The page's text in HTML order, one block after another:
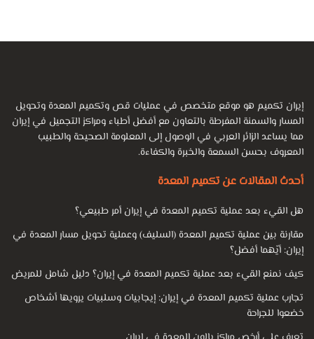
إيران تكميم هو موقع متخصص في عمليات قص وتكميم المعدة وتحويل
المسار والسمنة المفرطة بالتعاون مع أفضل أطباء ومراكز التجميل في إيران
مما يساعد الزائر العربي في الوصول إلى المعلومة الصحيحة والطبيب
المعروف بحسن السمعة والخبرة والكفاءة.
أحدث المقالات عن تكميم المعدة
هل القيء بعد عملية تكميم المعدة في إيران أمر طبيعي؟
مقارنة بين عملية تكميم المعدة (السليف) وعملية تحويل مسار المعدة في
إيران: أيّهما أفضل؟
كيف نمنع القيء بعد عملية تكميم المعدة في إيران؟ دليل شامل للمريض
تجارب عملية تكميم المعدة في إيران: إيجابيات وسلبيات يرويها أشخاص
خضعوا للجراحة